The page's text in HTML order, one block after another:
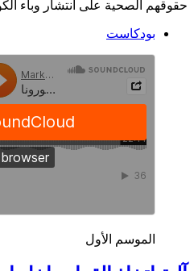
حقوقهم الصحية على انتشار وباء
بودكاست
الموسم الأول